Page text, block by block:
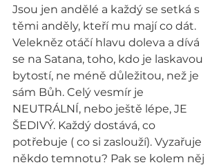
Jsou jen andělé a každý se setká s
těmi anděly, kteří mu mají co dát.
Velekněz otáčí hlavu doleva a dívá
se na Satana, toho, kdo je laskavou
bytostí, ne méně důležitou, než je
sám Bůh. Celý vesmír je
NEUTRÁLNÍ, nebo ještě lépe, JE
ŠEDIVÝ. Každý dostává, co
potřebuje ( co si zaslouží). Vyzařuje
někdo temnotu? Pak se kolem něj